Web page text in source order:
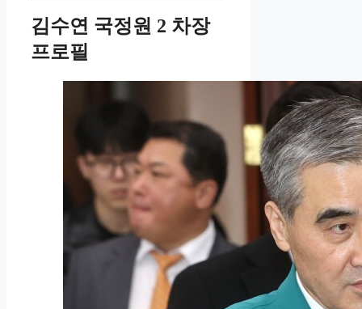
김수연 국정원 2 차장
프로필